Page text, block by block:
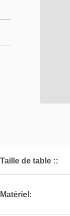
Taille de table ::
Matériel: